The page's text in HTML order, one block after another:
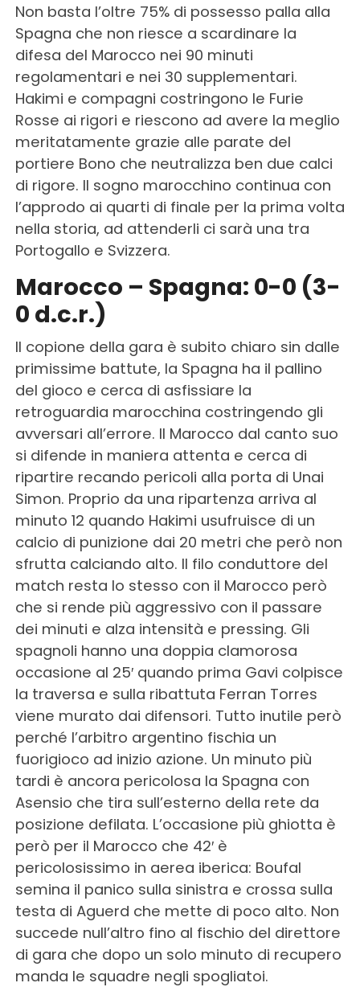
Non basta l’oltre 75% di possesso palla alla
Spagna che non riesce a scardinare la
difesa del Marocco nei 90 minuti
regolamentari e nei 30 supplementari.
Hakimi e compagni costringono le Furie
Rosse ai rigori e riescono ad avere la meglio
meritatamente grazie alle parate del
portiere Bono che neutralizza ben due calci
di rigore. Il sogno marocchino continua con
l’approdo ai quarti di finale per la prima volta
nella storia, ad attenderli ci sarà una tra
Portogallo e Svizzera.
Marocco – Spagna: 0-0 (3-
0 d.c.r.)
Il copione della gara è subito chiaro sin dalle
primissime battute, la Spagna ha il pallino
del gioco e cerca di asfissiare la
retroguardia marocchina costringendo gli
avversari all’errore. Il Marocco dal canto suo
si difende in maniera attenta e cerca di
ripartire recando pericoli alla porta di Unai
Simon. Proprio da una ripartenza arriva al
minuto 12 quando Hakimi usufruisce di un
calcio di punizione dai 20 metri che però non
sfrutta calciando alto. Il filo conduttore del
match resta lo stesso con il Marocco però
che si rende più aggressivo con il passare
dei minuti e alza intensità e pressing. Gli
spagnoli hanno una doppia clamorosa
occasione al 25′ quando prima Gavi colpisce
la traversa e sulla ribattuta Ferran Torres
viene murato dai difensori. Tutto inutile però
perché l’arbitro argentino fischia un
fuorigioco ad inizio azione. Un minuto più
tardi è ancora pericolosa la Spagna con
Asensio che tira sull’esterno della rete da
posizione defilata. L’occasione più ghiotta è
però per il Marocco che 42′ è
pericolosissimo in aerea iberica: Boufal
semina il panico sulla sinistra e crossa sulla
testa di Aguerd che mette di poco alto. Non
succede null’altro fino al fischio del direttore
di gara che dopo un solo minuto di recupero
manda le squadre negli spogliatoi.